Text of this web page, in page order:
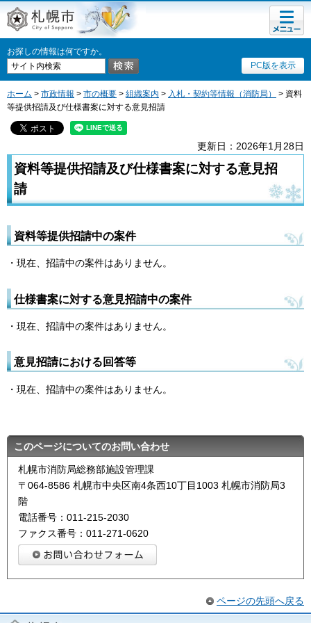
札幌市
お探しの情報は何ですか。
PC版を表示
メニュ
ー
ホーム > 市政情報 > 市の概要 > 組織案内 > 入札・契約等情報（消防局）
> 資料
等提供招請及び仕様書案に対する意見招請
更新日：2026年1月28日
資料等提供招請及び仕様書案に対する意見招
請
資料等提供招請中の案件
・現在、招請中の案件はありません。
仕様書案に対する意見招請中の案件
・現在、招請中の案件はありません。
意見招請における回答等
・現在、招請中の案件はありません。
このページについてのお問い合わせ
札幌市消防局総務部施設管理課
〒064-8586 札幌市中央区南4条西10丁目1003 札幌市消防局3
階
電話番号：011-215-2030
ファクス番号：011-271-0620
ページの先頭へ戻る